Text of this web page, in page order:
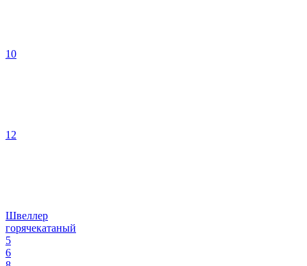
10
12
Швеллер
горячекатаный
5
6